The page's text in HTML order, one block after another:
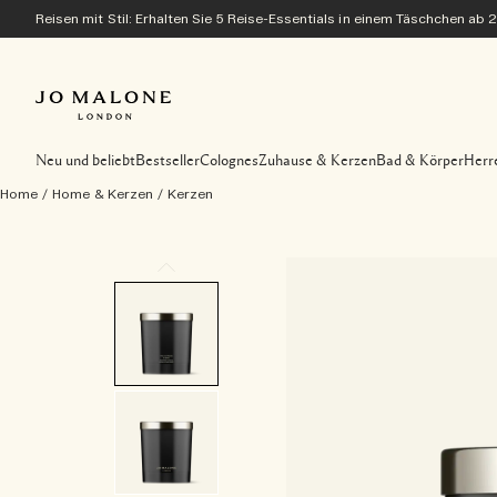
Reisen mit Stil: Erhalten Sie 5 Reise-Essentials in einem Täschchen ab
Neu und beliebtBestsellerColognesZuhause & KerzenBad & Körper
Home / Home & Kerzen / Kerzen